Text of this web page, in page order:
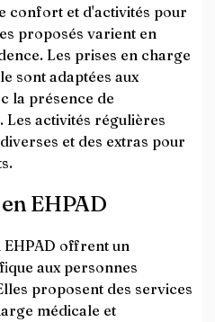
confort et d'activités pour
proposés varient en
Les prises en charge
sont adaptées aux
la présence de
activités régulières
et des extras pour
EHPAD
EHPAD offrent un
aux personnes
proposent des services
médicale et